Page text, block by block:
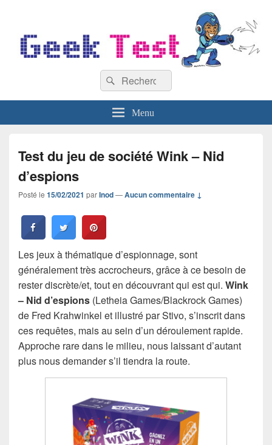
Recherche :
Rechercher
Menu
Test du jeu de société Wink – Nid
d’espions
Posté le 15/02/2021 parInod—Aucun commentaire ↓
Les jeux à thématique d’espionnage, sont
généralement très accrocheurs, grâce à ce besoin de
rester discrète/et, tout en découvrant qui est qui. Wink
– Nid d’espions (Letheia Games/Blackrock Games)
de Fred Krahwinkel et illustré par Stivo, s’inscrit dans
ces requêtes, mais au sein d’un déroulement rapide.
Approche rare dans le milieu, nous laissant d’autant
plus nous demander s’il tiendra la route.